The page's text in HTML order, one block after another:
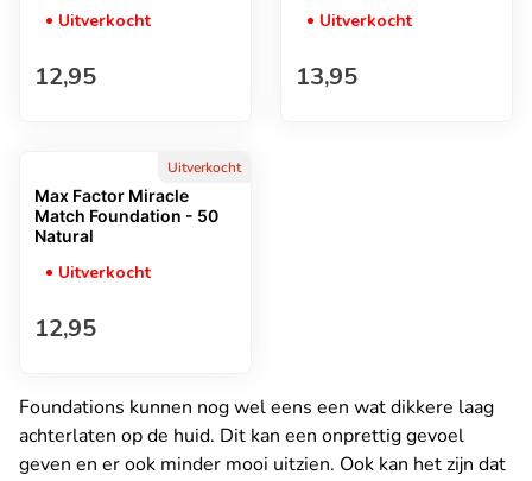
Uitverkocht
Normale prijs
12,95
Uitverkocht
Normale prijs
13,95
Uitverkocht
Max Factor Miracle
Match Foundation - 50
Natural
Uitverkocht
Normale prijs
12,95
Foundations kunnen nog wel eens een wat dikkere laag
achterlaten op de huid. Dit kan een onprettig gevoel
geven en er ook minder mooi uitzien. Ook kan het zijn dat